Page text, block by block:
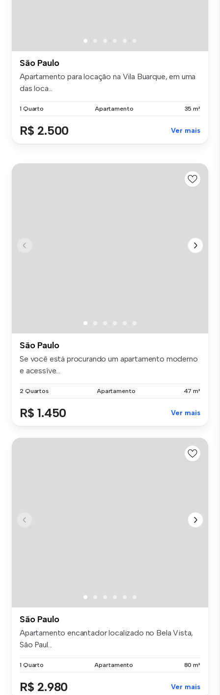
São Paulo
Apartamento para locação na Vila Buarque, em uma
das loca...
1 Quarto Apartamento 35 m²
R$ 2.500 Ver mais
São Paulo
Se você está procurando um apartamento moderno
e acessíve...
2 Quartos Apartamento 47 m²
R$ 1.450 Ver mais
São Paulo
Apartamento encantador localizado no Bela Vista,
São Paul...
1 Quarto Apartamento 80 m²
R$ 2.980 Ver mais